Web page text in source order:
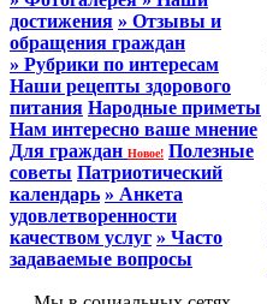
достижения » Отзывы и
обращения граждан
» Рубрики по интересам
Наши рецепты здорового
питания Народные приметы
Нам интересно ваше мнение
Для граждан Новое! Полезные
советы Патриотический
календарь » Анкета
удовлетворенности
качеством услуг » Часто
задаваемые вопросы